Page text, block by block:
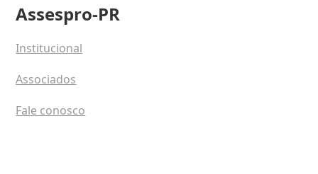
Assespro-PR
Institucional
Associados
Fale conosco